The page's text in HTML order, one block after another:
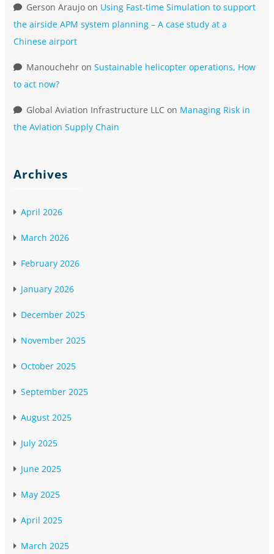
Gerson Araujo on Using Fast-time Simulation to support
the airside APM system planning – A case study at a
Chinese airport
Manouchehr on Sustainable helicopter operations, How
to act now?
Global Aviation Infrastructure LLC on Managing Risk in
the Aviation Supply Chain
Archives
April 2026
March 2026
February 2026
January 2026
December 2025
November 2025
October 2025
September 2025
August 2025
July 2025
June 2025
May 2025
April 2025
March 2025